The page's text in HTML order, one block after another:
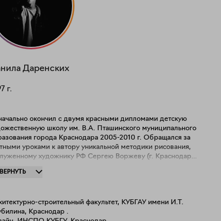
Даренских
г.
окончил с двумя красными дипломами детскую
школу им. В.А. Пташинского муниципального
города Краснодара 2005-2010 г. Обращался за
уроками к автору уникальной методики рисования,
художнику РФ Сергею Воржеву (г. Краснодар).
мира за ответом на свой вопрос: "Что я хочу показать в
эффект придает произведению неповторимую
передавая одновременно и грусть, и
строительный факультет, КУБГАУ имени И.Т.
Краснодар .